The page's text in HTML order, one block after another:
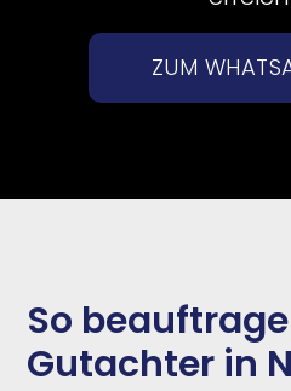
ZUM
So
Gutachter in